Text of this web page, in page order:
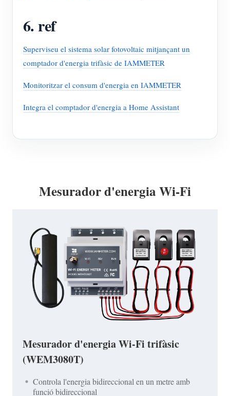
6. ref
Superviseu el sistema solar fotovoltaic mitjançant un
comptador d'energia trifàsic de IAMMETER
Monitoritzar el consum d'energia en IAMMETER
Integra el comptador d'energia a Home Assistant
Mesurador d'energia Wi-Fi
Mesurador d'energia Wi-Fi trifàsic
(WEM3080T)
Controla l'energia bidireccional en un metre amb
funció bidireccional